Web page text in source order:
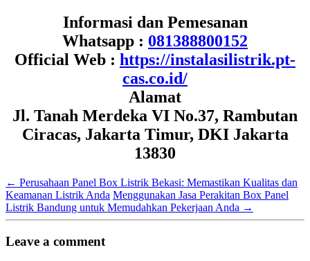
Informasi dan Pemesanan
Whatsapp : 081388800152
Official Web : https://instalasilistrik.pt-
cas.co.id/
Alamat
Jl. Tanah Merdeka VI No.37, Rambutan
Ciracas, Jakarta Timur, DKI Jakarta
13830
← Perusahaan Panel Box Listrik Bekasi: Memastikan Kualitas dan
Keamanan Listrik Anda Menggunakan Jasa Perakitan Box Panel
Listrik Bandung untuk Memudahkan Pekerjaan Anda →
Leave a comment